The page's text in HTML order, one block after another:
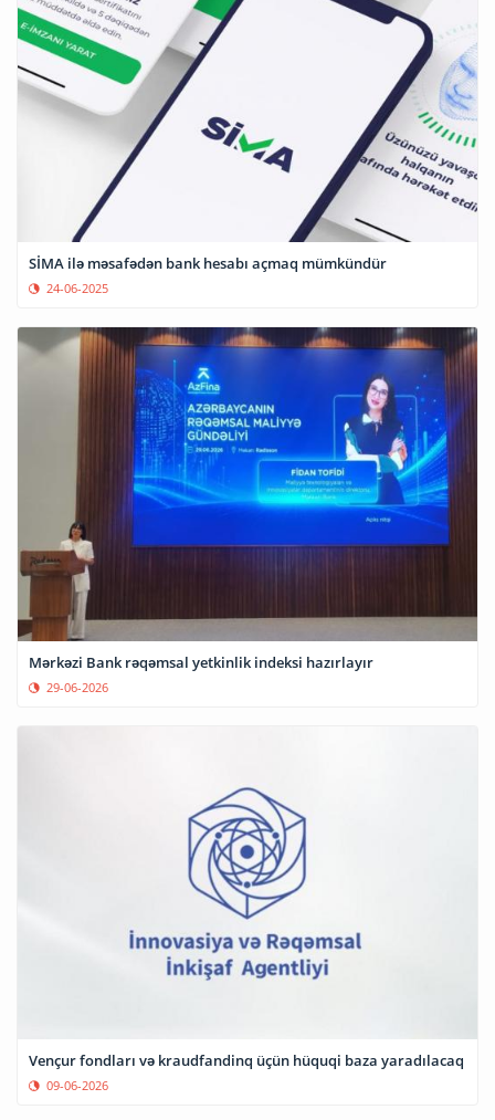
SİMA ilə məsafədən bank hesabı açmaq mümkündür
24-06-2025
Mərkəzi Bank rəqəmsal yetkinlik indeksi hazırlayır
29-06-2026
Vençur fondları və kraudfandinq üçün hüquqi baza yaradılacaq
09-06-2026